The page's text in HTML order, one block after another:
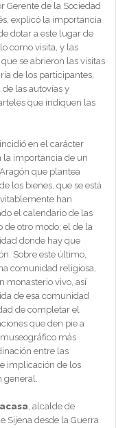
Gerente de la Sociedad
explicó la importancia
dotar a este lugar de
como visita, y las
se abrieron las visitas
de los participantes,
las autovías y
que indiquen las
incidió en el carácter
la importancia de un
que plantea
los bienes, que se está
han
el calendario de las
de otro modo; el de la
donde hay que
Sobre este último,
comunidad religiosa,
monasterio vivo, así
de esa comunidad
de completar el
que den pie a
más
entre las
implicación de los
general.
, alcalde de
Sijena desde la Guerra